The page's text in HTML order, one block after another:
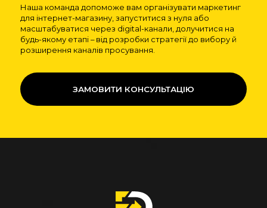
Наша команда допоможе вам організувати маркетинг
для інтернет-магазину, запуститися з нуля або
масштабуватися через digital-канали, долучитися на
будь-якому етапі – від розробки стратегії до вибору й
розширення каналів просування.
ЗАМОВИТИ КОНСУЛЬТАЦІЮ